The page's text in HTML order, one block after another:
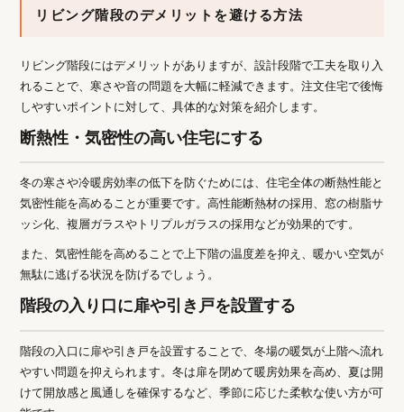
リビング階段のデメリットを避ける方法
リビング階段にはデメリットがありますが、設計段階で工夫を取り入
れることで、寒さや音の問題を大幅に軽減できます。注文住宅で後悔
しやすいポイントに対して、具体的な対策を紹介します。
断熱性・気密性の高い住宅にする
冬の寒さや冷暖房効率の低下を防ぐためには、住宅全体の断熱性能と
気密性能を高めることが重要です。高性能断熱材の採用、窓の樹脂サ
ッシ化、複層ガラスやトリプルガラスの採用などが効果的です。
また、気密性能を高めることで上下階の温度差を抑え、暖かい空気が
無駄に逃げる状況を防げるでしょう。
階段の入り口に扉や引き戸を設置する
階段の入口に扉や引き戸を設置することで、冬場の暖気が上階へ流れ
やすい問題を抑えられます。冬は扉を閉めて暖房効果を高め、夏は開
けて開放感と風通しを確保するなど、季節に応じた柔軟な使い方が可